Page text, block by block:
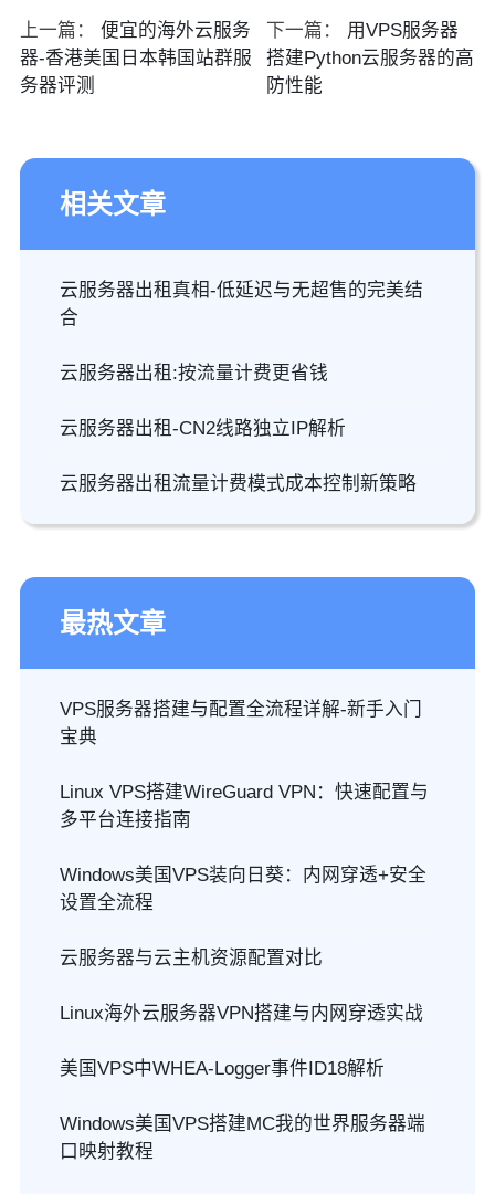
上一篇：
便宜的海外云服务
器-香港美国日本韩国站群服
务器评测
下一篇：
用VPS服务器
搭建Python云服务器的高
防性能
相关文章
云服务器出租真相-低延迟与无超售的完美结
合
云服务器出租:按流量计费更省钱
云服务器出租-CN2线路独立IP解析
云服务器出租流量计费模式成本控制新策略
最热文章
VPS服务器搭建与配置全流程详解-新手入门
宝典
Linux VPS搭建WireGuard VPN：快速配置与
多平台连接指南
Windows美国VPS装向日葵：内网穿透+安全
设置全流程
云服务器与云主机资源配置对比
Linux海外云服务器VPN搭建与内网穿透实战
美国VPS中WHEA-Logger事件ID18解析
Windows美国VPS搭建MC我的世界服务器端
口映射教程